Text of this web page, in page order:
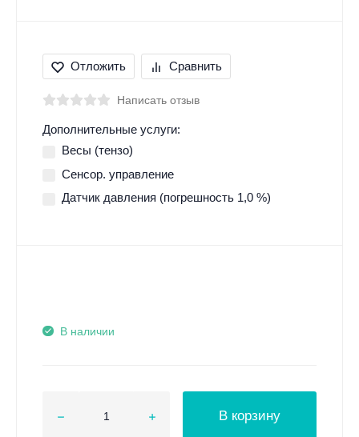
Отложить Сравнить
Написать отзыв
Дополнительные услуги:
Весы (тензо)
Сенсор. управление
Датчик давления (погрешность 1,0 %)
В наличии
В корзину